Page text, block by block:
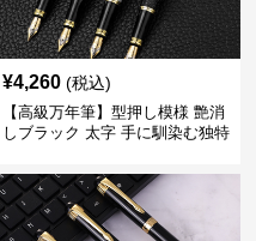
¥4,260 (税込)
【高級万年筆】型押し模様 艶消
しブラック 太字 手に馴染む独特
くい